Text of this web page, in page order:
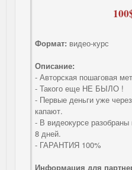
Формат: видео-курс
Описание:
- Авторская пошаговая
- Такого еще НЕ БЫЛО !
- Первые деньги уже
капают.
- В видеокурсе
8 дней.
- ГАРАНТИЯ 100%
Информация для